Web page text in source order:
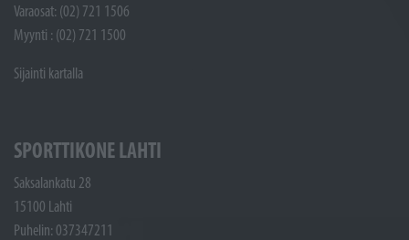
Varaosat: (02) 721 1506
Myynti : (02) 721 1500
Sijainti kartalla
SPORTTIKONE LAHTI
Saksalankatu 28
15100 Lahti
Puhelin: 037347211